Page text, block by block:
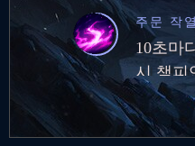
1%를 회
주문 작열
10초마
시 챔피